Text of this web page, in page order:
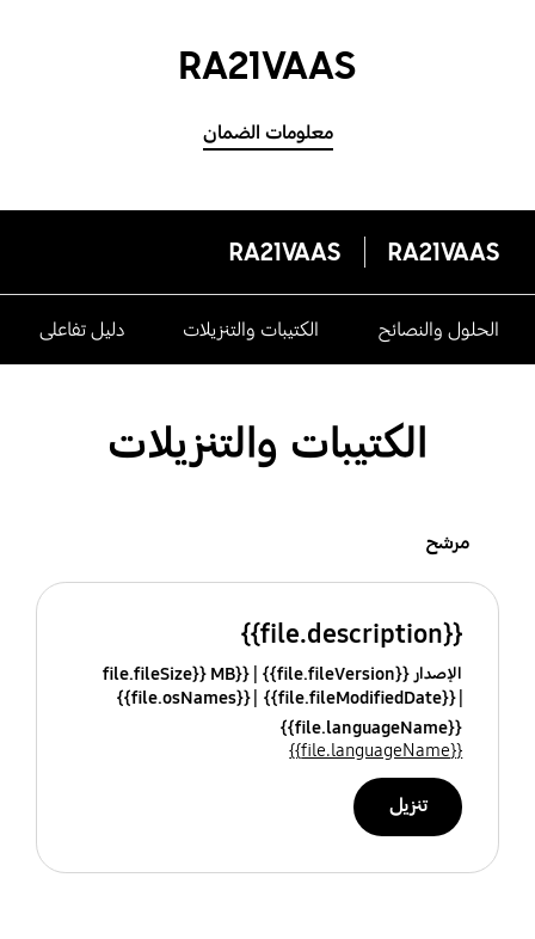
RA21VAAS
معلومات الضمان
RA21VAAS
RA21VAAS
الحلول والنصائح الكتيبات والتنزيلات دليل تفاعلى
الكتيبات والتنزيلات
مرشح
{{file.description}}
الإصدار {{file.fileVersion}}
{{file.fileSize}} MB
{{file.fileModifiedDate}}
{{file.osNames}}
{{file.languageName}}
{{file.languageName}}
تنزيل